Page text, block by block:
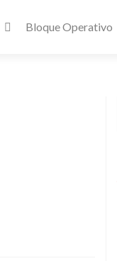
Bloque Operativo